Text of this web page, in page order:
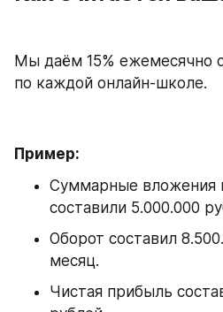
Мы даём 15% ежемесячно
по каждой онлайн-школе.
Пример:
Суммарные вложения
составили 5.000.000
Оборот составил
месяц.
Чистая прибыль